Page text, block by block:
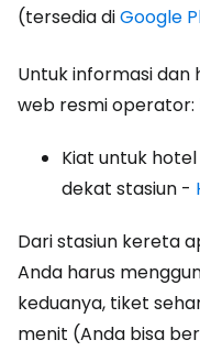
(tersedia diGoogle
Untuk informasi dan
web resmi operator:
Kiat untuk
dekat stasiun -
Dari stasiun kereta
Anda harus
keduanya, tiket
menit (Anda bisa